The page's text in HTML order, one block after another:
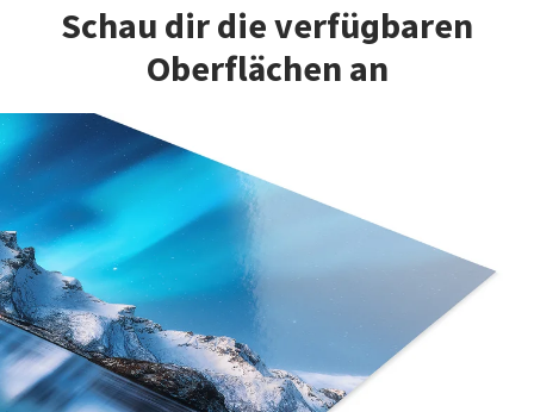
Schau dir die verfügbaren
Oberflächen an